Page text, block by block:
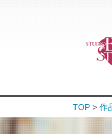
TOP > 作